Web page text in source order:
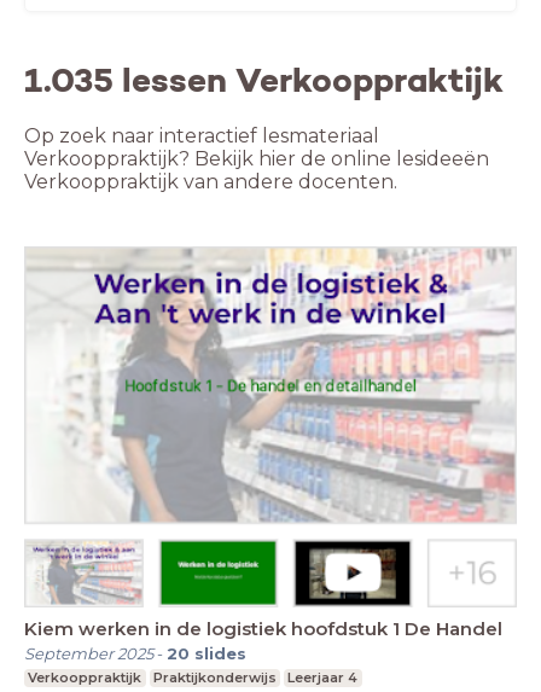
1.035 lessen Verkooppraktijk
Op zoek naar interactief lesmateriaal
Verkooppraktijk? Bekijk hier de online lesideeën
Verkooppraktijk van andere docenten.
Kiem werken in de logistiek hoofdstuk 1 De Handel
September 2025- 20 slides
Verkooppraktijk Praktijkonderwijs Leerjaar 4